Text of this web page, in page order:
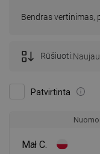
Bendras vertinimas,
Patvirtinta
Rūšiuoti:
Mał C.